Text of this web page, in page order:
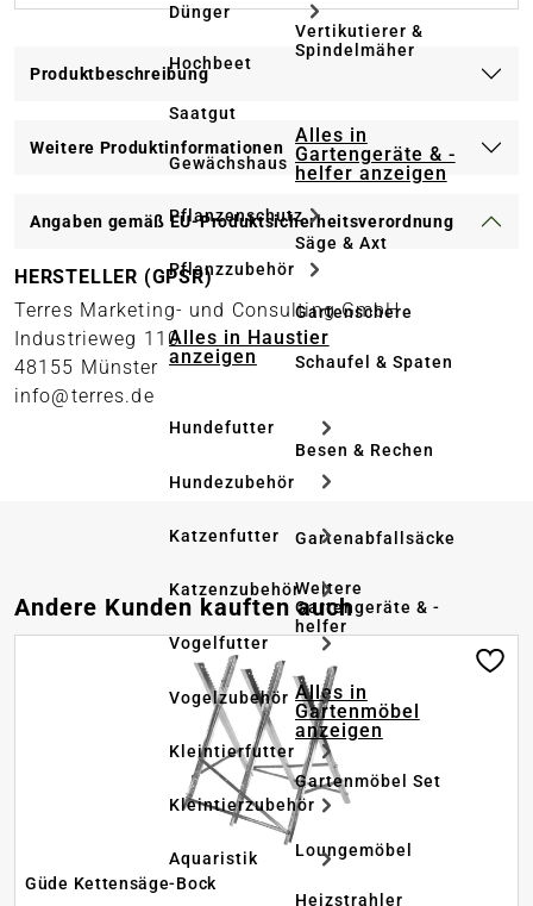
Dünger
Hochbeet
Saatgut
Gewächshaus
Pflanzenschutz
Pflanzzubehör
Alles in Haustier
anzeigen
Hundefutter
Hundezubehör
Katzenfutter
Katzenzubehör
Vogelfutter
Vogelzubehör
Kleintierfutter
Kleintierzubehör
Aquaristik
Vertikutierer &
Spindelmäher
Alles in
Gartengeräte & -
helfer anzeigen
Säge & Axt
Gartenschere
Schaufel & Spaten
Besen & Rechen
Gartenabfallsäcke
Weitere
Gartengeräte & -
helfer
Alles in
Gartenmöbel
anzeigen
Gartenmöbel Set
Loungemöbel
Heizstrahler
Produktbeschreibung
Weitere Produktinformationen
Angaben gemäß EU-Produktsicherheitsverordnung
HERSTELLER (GPSR)
Terres Marketing- und Consulting GmbH
Industrieweg 110
48155 Münster
info@terres.de
Produktgalerie überspringen
Andere Kunden kauften auch
Güde Kettensäge-Bock